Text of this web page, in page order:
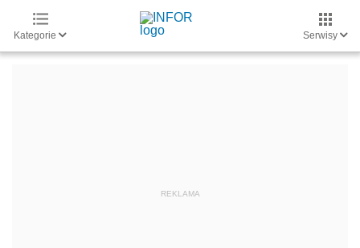
Kategorie Serwisy